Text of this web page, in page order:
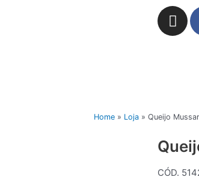
I
n
a
Home» Loja» Queijo
CÓD.